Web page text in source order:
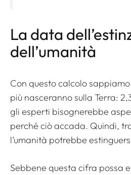
La data
dell’umanità
Con questo calcolo
più nasceranno sulla Terra:
gli esperti bisognerebbe
perché ciò accada. Quindi,
l’umanità potrebbe
Sebbene questa cifra possa